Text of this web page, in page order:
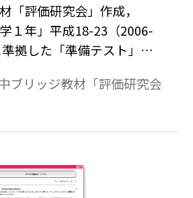
「評価研究会」作成，
１年」平成18-23（2006-
拠した「準備テスト」例
ブリッジ教材「評価研究会